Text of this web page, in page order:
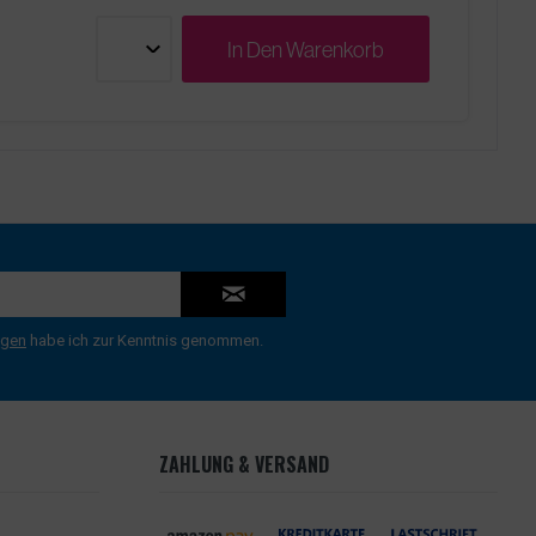
In DenWarenkorb
habe ich zur Kenntnis genommen.
ZAHLUNG & VERSAND